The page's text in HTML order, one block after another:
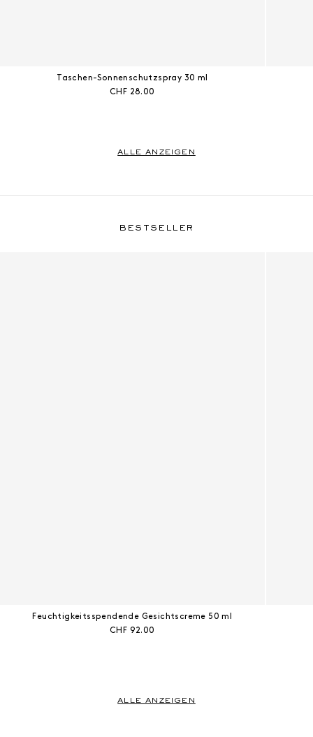
Taschen-Sonnenschutzspray 30 ml
Aktueller Preis:
CHF 28.00
ALLE ANZEIGEN
BESTSELLER
Feuchtigkeitsspendende Gesichtscreme 50 ml
Aktueller Preis:
CHF 92.00
ALLE ANZEIGEN